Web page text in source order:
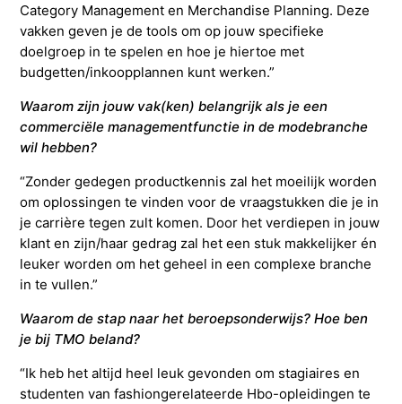
Studieadvisering
Kosten
Algemene voorwaarden
Op kamers in Doorn
Studentenvereniging
Doorstromen van MBO naar HBO
INFOcenter
Contactpersonen
Onze docenten
Studiefinanciering
Op kamers in Doorn
Studentenvereniging
Doorstromen van MBO naar HBO | Ad
Doorstuderen
Vacatures in fashion
Adviesorganen & commissies
Stagebedrijven
Samenwerkingspartners
FAQ
Mijn TMO
Category Management en Merchandise Planning. Deze
vakken geven je de tools om op jouw specifieke
doelgroep in te spelen en hoe je hiertoe met
budgetten/inkoopplannen kunt werken.”
Waarom zijn jouw vak(ken) belangrijk als je een
commerciële managementfunctie in de modebranche
wil hebben?
“Zonder gedegen productkennis zal het moeilijk worden
om oplossingen te vinden voor de vraagstukken die je in
je carrière tegen zult komen. Door het verdiepen in jouw
klant en zijn/haar gedrag zal het een stuk makkelijker én
leuker worden om het geheel in een complexe branche
in te vullen.”
Waarom de stap naar het beroepsonderwijs? Hoe ben
je bij TMO beland?
“Ik heb het altijd heel leuk gevonden om stagiaires en
studenten van fashiongerelateerde Hbo-opleidingen te